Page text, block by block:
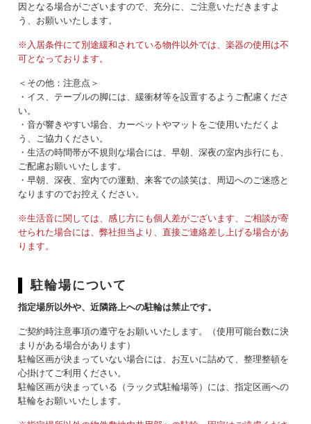
因となる場合がございますので、充分に、ご注意いただきますよ
う、お願いいたします。
※入居条件にて別途緩和されている物件以外では、楽器の使用は不
可となっております。
＜その他：注意点＞
・イス、テーブルの脚には、緩衝材等を設置するようご配慮くださ
い。
・音が響きやすい場合、カーペットやマットをご使用いただくよ
う、ご協力ください。
・生活の時間帯が不規則な場合には、早朝、深夜の室内歩行にも、
ご配慮お願いいたします。
・早朝、深夜、室内での運動、来客での談笑は、周辺へのご迷惑と
なりますのでお控えください。
※生活音に関しては、感じ方にも個人差がございます、ご相談が寄
せられた場合には、弊社担当より、直接ご連絡差し上げる場合があ
ります。
駐輪場について
指定場所以外や、近隣路上への駐輪は禁止です。
ご契約時注意事項の遵守をお願いいたします。（使用可能台数に決
まりがある場合があります）
駐輪区画が決まっていない場合には、お互いに詰めて、整理整頓を
心掛けてご利用ください。
駐輪区画が決まっている（ラック式駐輪場等）には、指定区画への
駐輪をお願いいたします。